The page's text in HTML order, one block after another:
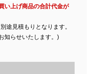
い上げ商品の合計代金が
途見積もりとなります。
知らせいたします。)